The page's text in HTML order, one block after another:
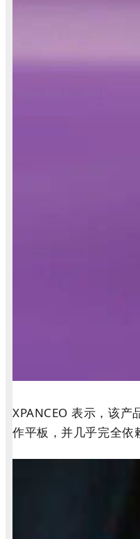
XPANCEO 表示，该
作平板，并几乎完全依